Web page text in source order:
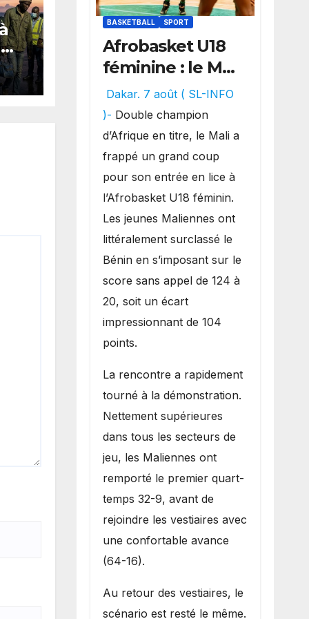
BASKETBALL SPORT
Afrobasket U18
féminine : le Mali
réalise un
véritable festival
offensif et
inflige une
lourde défaite
au Bénin.
Dakar. 7 août ( SL-INFO
)- Double champion
d’Afrique en titre, le Mali a
frappé un grand coup
pour son entrée en lice à
l’Afrobasket U18 féminin.
Les jeunes Maliennes ont
littéralement surclassé le
Bénin en s’imposant sur le
score sans appel de 124 à
20, soit un écart
impressionnant de 104
points.
La rencontre a rapidement
tourné à la démonstration.
Nettement supérieures
dans tous les secteurs de
jeu, les Maliennes ont
remporté le premier quart-
temps 32-9, avant de
rejoindre les vestiaires avec
une confortable avance
(64-16).
Au retour des vestiaires, le
scénario est resté le même.